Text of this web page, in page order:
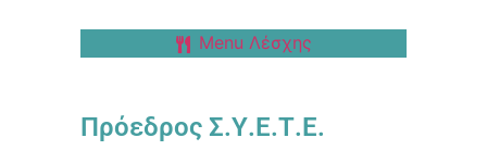
Menu Λέσχης
Πρόεδρος Σ.Υ.Ε.Τ.Ε.